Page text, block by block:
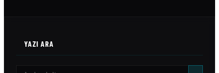
YAZI ARA